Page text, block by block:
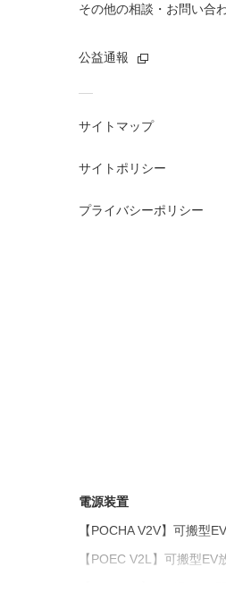
その他の相談・お問い合
公益通報
サイトマップ
サイトポリシー
プライバシーポリシー
電源装置
【POCHA V2V】可搬型
【POEC V2L】可搬型